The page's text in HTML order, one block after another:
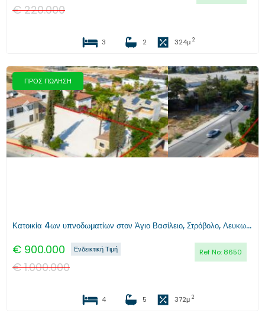
€220.000
3 2 324μ 2
ΠΡΟΣ ΠΩΛΗΣΗ
Προηγούμενο Επόμενο
Κατοικία 4ων υπνοδωματίων στον Άγιο Βασίλειο, Στρόβολο, Λευκωσία
€ 900.000 Ref No: 8650
Ενδεικτική Τιμή
€1.000.000
4 5 372μ 2